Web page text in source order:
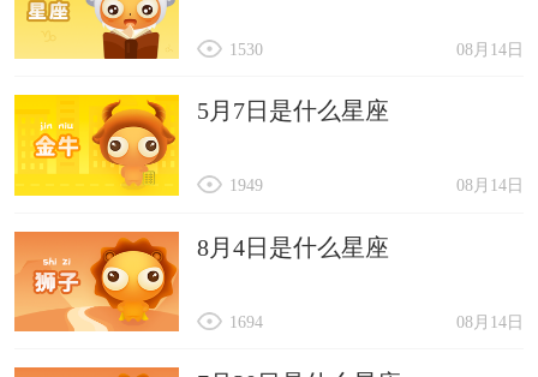
08月14日
1530
5月7日是什么星座
08月14日
1949
8月4日是什么星座
08月14日
1694